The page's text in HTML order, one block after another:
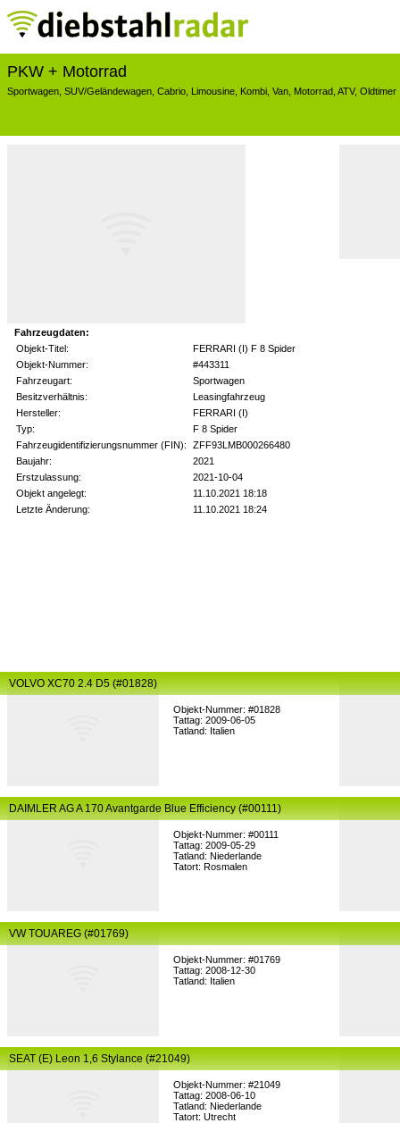
PKW + Motorrad
Sportwagen SUV/Geländewagen Cabrio Limousine Kombi Van Motorrad ATV, Oldtimer
Fahrzeugdaten:
Objekt-Titel:
FERRARI (I) F 8 Spider
Objekt-Nummer:
#443311
Fahrzeugart:
Sportwagen
Besitzverhältnis:
Leasingfahrzeug
Hersteller:
FERRARI (I)
Typ:
F 8 Spider
Fahrzeugidentifizierungsnummer (FIN):
ZFF93LMB000266480
Baujahr:
2021
Erstzulassung:
2021-10-04
Objekt angelegt:
11.10.2021 18:18
Letzte Änderung:
11.10.2021 18:24
Objekt-Nummer: #01828
Tattag: 2009-06-05
Tatland: Italien
VOLVO XC70 2.4 D5 (#01828)
Objekt-Nummer: #00111
Tattag: 2009-05-29
Tatland: Niederlande
Tatort: Rosmalen
DAIMLER AG A 170 Avantgarde Blue Efficiency (#00111)
Objekt-Nummer: #01769
Tattag: 2008-12-30
Tatland: Italien
VW TOUAREG (#01769)
Objekt-Nummer: #21049
Tattag: 2008-06-10
Tatland: Niederlande
Tatort: Utrecht
SEAT (E) Leon 1,6 Stylance (#21049)